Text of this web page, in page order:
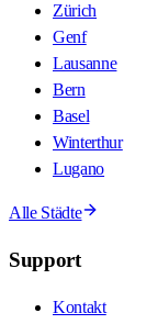
Zürich
Genf
Lausanne
Bern
Basel
Winterthur
Lugano
Alle Städte
Support
Kontakt